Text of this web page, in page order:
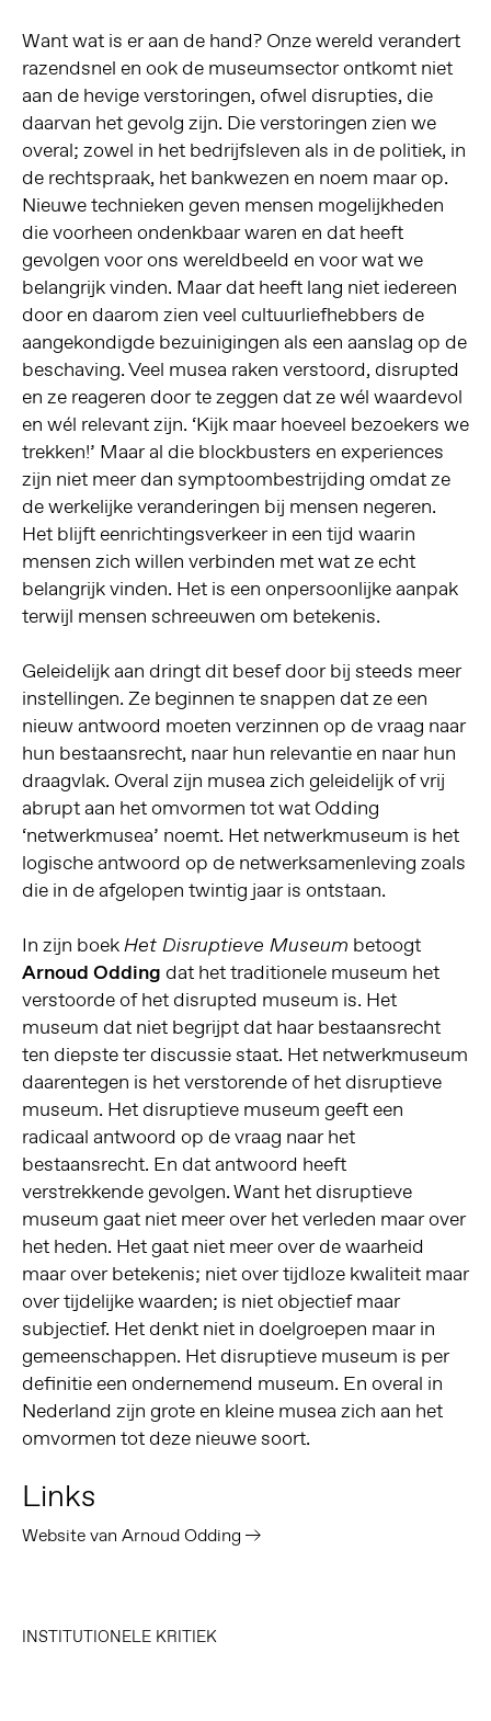
Want wat is er aan de hand? Onze wereld verandert
razendsnel en ook de museumsector ontkomt niet
aan de hevige verstoringen, ofwel disrupties, die
daarvan het gevolg zijn. Die verstoringen zien we
overal; zowel in het bedrijfsleven als in de politiek, in
de rechtspraak, het bankwezen en noem maar op.
Nieuwe technieken geven mensen mogelijkheden
die voorheen ondenkbaar waren en dat heeft
gevolgen voor ons wereldbeeld en voor wat we
belangrijk vinden. Maar dat heeft lang niet iedereen
door en daarom zien veel cultuurliefhebbers de
aangekondigde bezuinigingen als een aanslag op de
beschaving. Veel musea raken verstoord, disrupted
en ze reageren door te zeggen dat ze wél waardevol
en wél relevant zijn. ‘Kijk maar hoeveel bezoekers we
trekken!’ Maar al die blockbusters en experiences
zijn niet meer dan symptoombestrijding omdat ze
de werkelijke veranderingen bij mensen negeren.
Het blijft eenrichtingsverkeer in een tijd waarin
mensen zich willen verbinden met wat ze echt
belangrijk vinden. Het is een onpersoonlijke aanpak
terwijl mensen schreeuwen om betekenis.
Geleidelijk aan dringt dit besef door bij steeds meer
instellingen. Ze beginnen te snappen dat ze een
nieuw antwoord moeten verzinnen op de vraag naar
hun bestaansrecht, naar hun relevantie en naar hun
draagvlak. Overal zijn musea zich geleidelijk of vrij
abrupt aan het omvormen tot wat Odding
‘netwerkmusea’ noemt. Het netwerkmuseum is het
logische antwoord op de netwerksamenleving zoals
die in de afgelopen twintig jaar is ontstaan.
In zijn boekHet Disruptieve Museum betoogt
Arnoud Odding dat het traditionele museum het
verstoorde of het disrupted museum is. Het
museum dat niet begrijpt dat haar bestaansrecht
ten diepste ter discussie staat. Het netwerkmuseum
daarentegen is het verstorende of het disruptieve
museum. Het disruptieve museum geeft een
radicaal antwoord op de vraag naar het
bestaansrecht. En dat antwoord heeft
verstrekkende gevolgen. Want het disruptieve
museum gaat niet meer over het verleden maar over
het heden. Het gaat niet meer over de waarheid
maar over betekenis; niet over tijdloze kwaliteit maar
over tijdelijke waarden; is niet objectief maar
subjectief. Het denkt niet in doelgroepen maar in
gemeenschappen. Het disruptieve museum is per
definitie een ondernemend museum. En overal in
Nederland zijn grote en kleine musea zich aan het
omvormen tot deze nieuwe soort.
Links
Website van Arnoud Odding
INSTITUTIONELE KRITIEK